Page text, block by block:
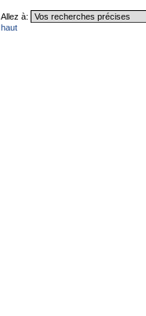
Allez à:
haut